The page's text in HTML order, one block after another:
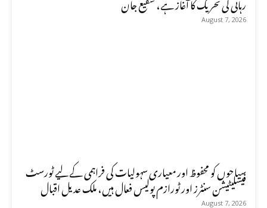
August 7, 2026
سیاحوں کو محفوظ اور معیاری سہولیات کی فراہمی کے لیے ٹورسٹ
فیسلیٹیشن سنٹرز اور ٹورازم پولیس فعال ہیں، ملک عدیل اقبال
August 7, 2026